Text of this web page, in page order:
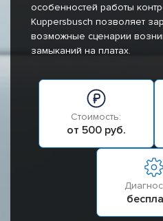
особенностей работы
Kuppersbusch позволяет
возможные сценарии
замыканий на платах.
Стоимость:
от 500 руб.